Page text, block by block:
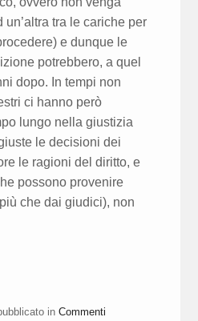
un’altra tra le cariche per
e dunque le
potrebbero, a quel
dopo. In tempi non
ci hanno però
lungo nella giustizia
le decisioni dei
le ragioni del diritto, e
possono provenire
che dai giudici), non
inCommenti